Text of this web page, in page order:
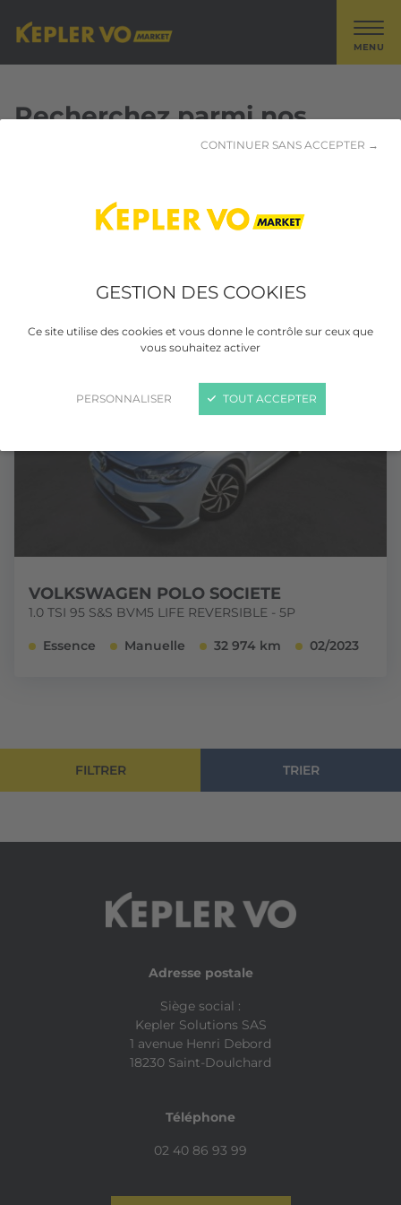
GESTION DES COOKIES
Ce site utilise des cookies et vous donne le contrôle sur ceux que
vous souhaitez activer
PERSONNALISER
CONTINUER SANS ACCEPTER →
TOUT ACCEPTER
MENU
Recherchez parmi nos
véhicules VOLKSWAGEN -
FILTRER TRIER
VOLKSWAGEN POLO SOCIETE
1.0 TSI 95 S&S BVM5 LIFE REVERSIBLE - 5P
Essence Manuelle 32 974 km 02/2023
Adresse postale
Siège social :
Kepler Solutions SAS
1 avenue Henri Debord
18230 Saint-Doulchard
Téléphone
02 40 86 93 99